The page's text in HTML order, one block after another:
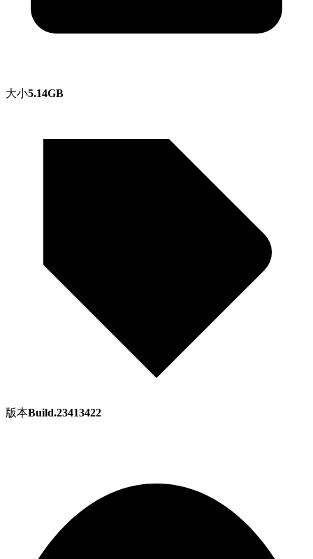
大小5.14GB
版本Build.23413422